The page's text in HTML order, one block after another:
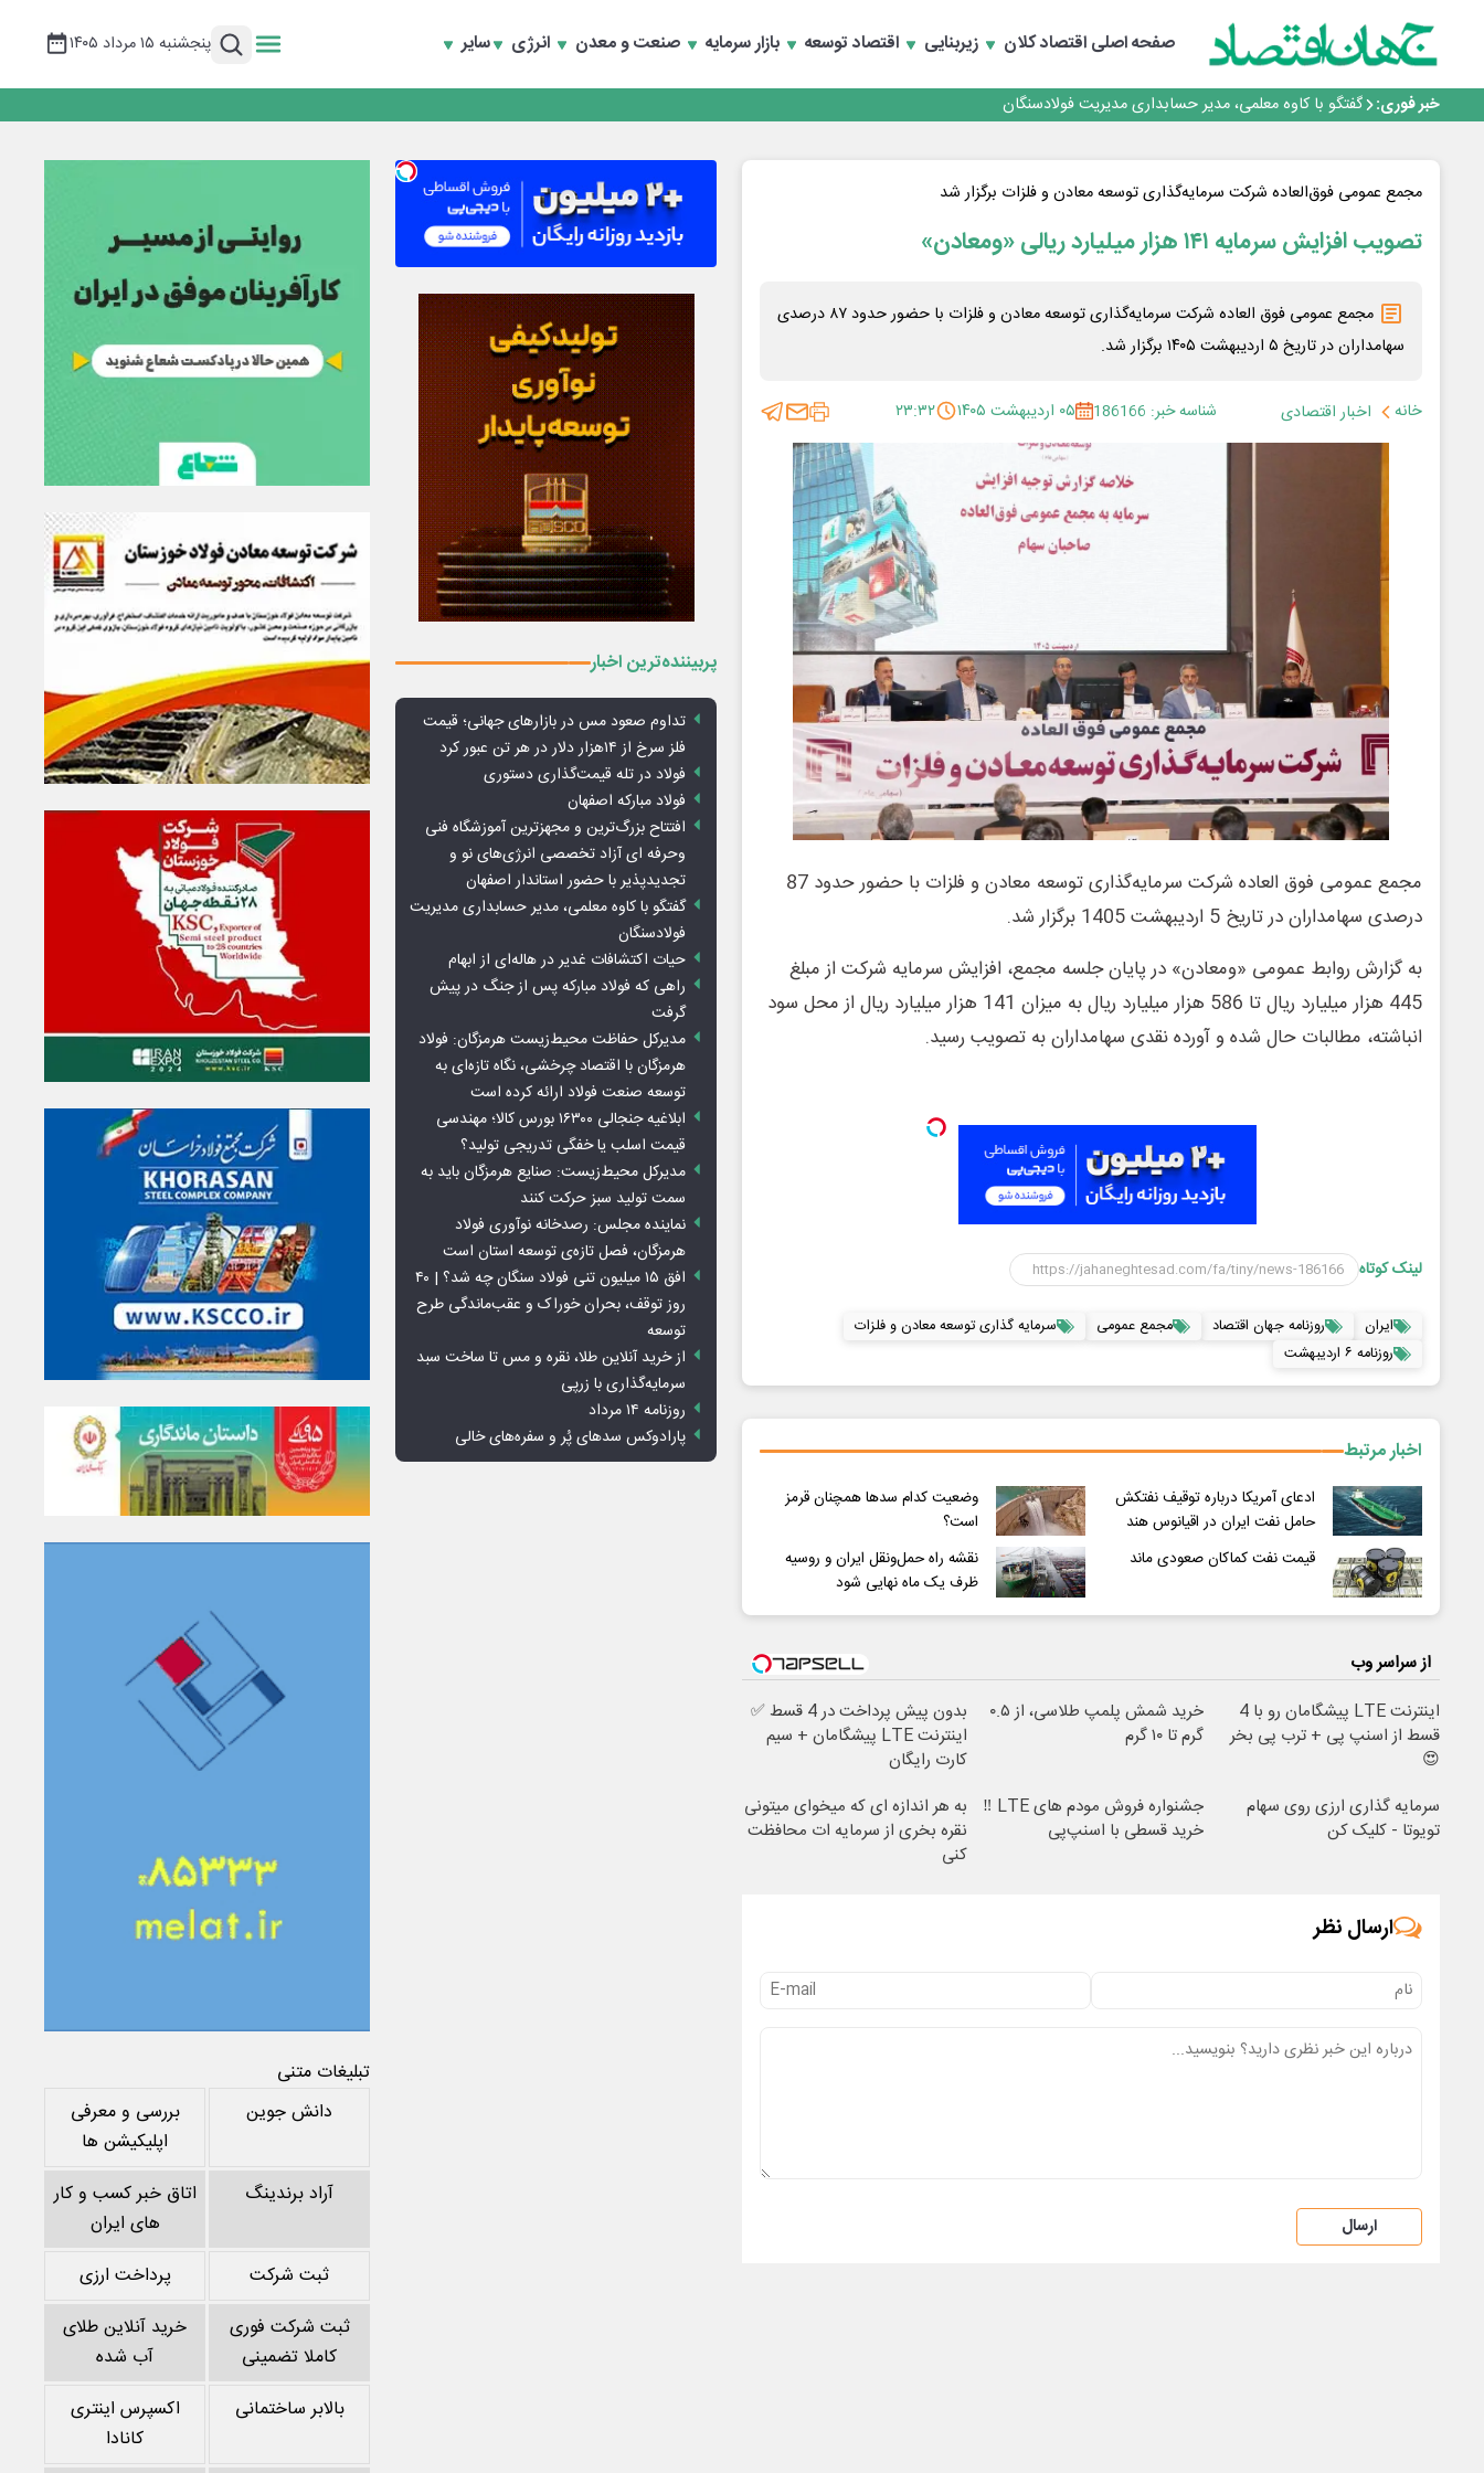
صفحه اصلیاقتصاد کلان زیربنایی اقتصاد توسعه بازار سرمایه صنعت و معدن انرژی سایر پنجشنبه ۱۵ مرداد ۱۴۰۵
خبر فوری: گفتگو با کاوه معلمی، مدیر حسابداری مدیریت فولادسنگان
تداوم صعود مس در بازارهای جهانی؛ قیمت فلز سرخ از ۱۴هزار دلار در هر تن عبور کرد
فولاد در تله قیمت‌گذاری دستوری
فولاد مبارکه اصفهان
افتتاح بزرگ‌ترین و مجهزترین آموزشگاه فنی وحرفه ای آزاد تخصصی انرژی‌های نو و تجدیدپذیر با حضور استاندار اصفهان
گفتگو با کاوه معلمی، مدیر حسابداری مدیریت فولادسنگان
تداوم صعود مس در بازارهای جهانی؛ قیمت فلز سرخ از ۱۴هزار دلار در هر تن عبور کرد
مجمع عمومی فوق‌العاده شرکت سرمایه‌گذاری توسعه معادن و فلزات برگزار شد
تصویب افزایش سرمایه ۱۴۱ هزار میلیارد ریالی «ومعادن»
مجمع عمومی فوق العاده شرکت سرمایه‌گذاری توسعه معادن و فلزات با حضور حدود ۸۷ درصدی
سهامداران در تاریخ ۵ اردیبهشت ۱۴۰۵ برگزار شد.
خانه اخبار اقتصادی شناسه خبر: 186166 ۰۵ اردیبهشت ۱۴۰۵ ۲۳:۳۲
مجمع عمومی فوق العاده شرکت سرمایه‌گذاری توسعه معادن و فلزات با حضور حدود 87
درصدی سهامداران در تاریخ 5 اردیبهشت 1405 برگزار شد.
به گزارش روابط عمومی «ومعادن» در پایان جلسه مجمع، افزایش سرمایه شرکت از مبلغ
445 هزار میلیارد ریال تا 586 هزار میلیارد ریال به میزان 141 هزار میلیارد ریال از محل سود
انباشته، مطالبات حال شده و آورده نقدی سهامداران به تصویب رسید.
لینک کوتاه
ایران روزنامه جهان اقتصاد مجمع عمومی
سرمایه گذاری توسعه معادن و فلزات
روزنامه ۶ اردیبهشت
اخبار مرتبط
ادعای آمریکا درباره توقیف نفتکش
حامل نفت ایران در اقیانوس هند
وضعیت کدام سدها همچنان قرمز
است؟
قیمت نفت کماکان صعودی ماند
نقشه راه حمل‌ونقل ایران و روسیه
ظرف یک ماه نهایی شود
از سراسر وب
اینترنت LTE پیشگامان رو با 4
قسط از اسنپ پی + ترب پی بخر
😍
خرید شمش پلمپ طلاسی، از ۰.۵
گرم تا ۱۰ گرم
بدون پیش پرداخت در 4 قسط ✅
اینترنت LTE پیشگامان + سیم
کارت رایگان
سرمایه گذاری ارزی روی سهام
تویوتا - کلیک کن
جشنواره فروش مودم های LTE ‼️
خرید قسطی با اسنپ‌پی
به هر اندازه ای که میخوای میتونی
نقره بخری از سرمایه ات محافظت
کنی
ارسال نظر
ارسال
پربیننده‌ترین اخبار
تداوم صعود مس در بازارهای جهانی؛ قیمت
فلز سرخ از ۱۴هزار دلار در هر تن عبور کرد
فولاد در تله قیمت‌گذاری دستوری
فولاد مبارکه اصفهان
افتتاح بزرگ‌ترین و مجهزترین آموزشگاه فنی
وحرفه ای آزاد تخصصی انرژی‌های نو و
تجدیدپذیر با حضور استاندار اصفهان
گفتگو با کاوه معلمی، مدیر حسابداری مدیریت
فولادسنگان
حیات اکتشافات غدیر در هاله‌ای از ابهام
راهی که فولاد مبارکه پس از جنگ در پیش
گرفت
مدیرکل حفاظت محیط‌زیست هرمزگان: فولاد
هرمزگان با اقتصاد چرخشی، نگاه تازه‌ای به
توسعه صنعت فولاد ارائه کرده است
ابلاغیه جنجالی ۱۶۳۰۰ بورس کالا؛ مهندسی
قیمت اسلب یا خفگی تدریجی تولید؟
مدیرکل محیط‌زیست: صنایع هرمزگان باید به
سمت تولید سبز حرکت کنند
نماینده مجلس: رصدخانه نوآوری فولاد
هرمزگان، فصل تازه‌ی توسعه استان است
افق ۱۵ میلیون تنی فولاد سنگان چه شد؟ | ۴۰
روز توقف، بحران خوراک و عقب‌ماندگی طرح
توسعه
از خرید آنلاین طلا، نقره و مس تا ساخت سبد
سرمایه‌گذاری با زرپی
روزنامه ۱۴ مرداد
پارادوکس سدهای پُر و سفره‌های خالی
تبلیغات متنی
دانش جوین
بررسی و معرفی
اپلیکیشن ها
آراد برندینگ
اتاق خبر کسب و کار
های ایران
ثبت شرکت
پرداخت ارزی
ثبت شرکت فوری
کاملا تضمینی
خرید آنلاین طلای
آب شده
بالابر ساختمانی
اکسپرس اینتری
کانادا